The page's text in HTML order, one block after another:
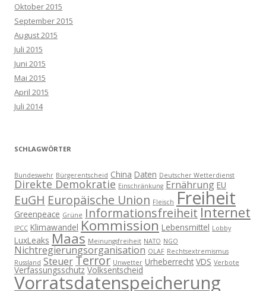
Oktober 2015
September 2015
August 2015
Juli 2015
Juni 2015
Mai 2015
April 2015
Juli 2014
SCHLAGWÖRTER
Bundeswehr Bürgerentscheid China Daten Deutscher Wetterdienst
Direkte Demokratie Einschränkung Ernährung EU
EuGH Europäische Union Fleisch Freiheit
Greenpeace Grüne InformationsfreiheitInternet
IPCC Klimawandel Kommission Lebensmittel Lobby
LuxLeaks Maas Meinungsfreiheit NATO NGO
Nichtregierungsorganisation OLAF Rechtsextremismus
Russland SteuerTerror Unwetter Urheberrecht VDS Verbote
Verfassungsschutz Volksentscheid
Vorratsdatenspeicherung